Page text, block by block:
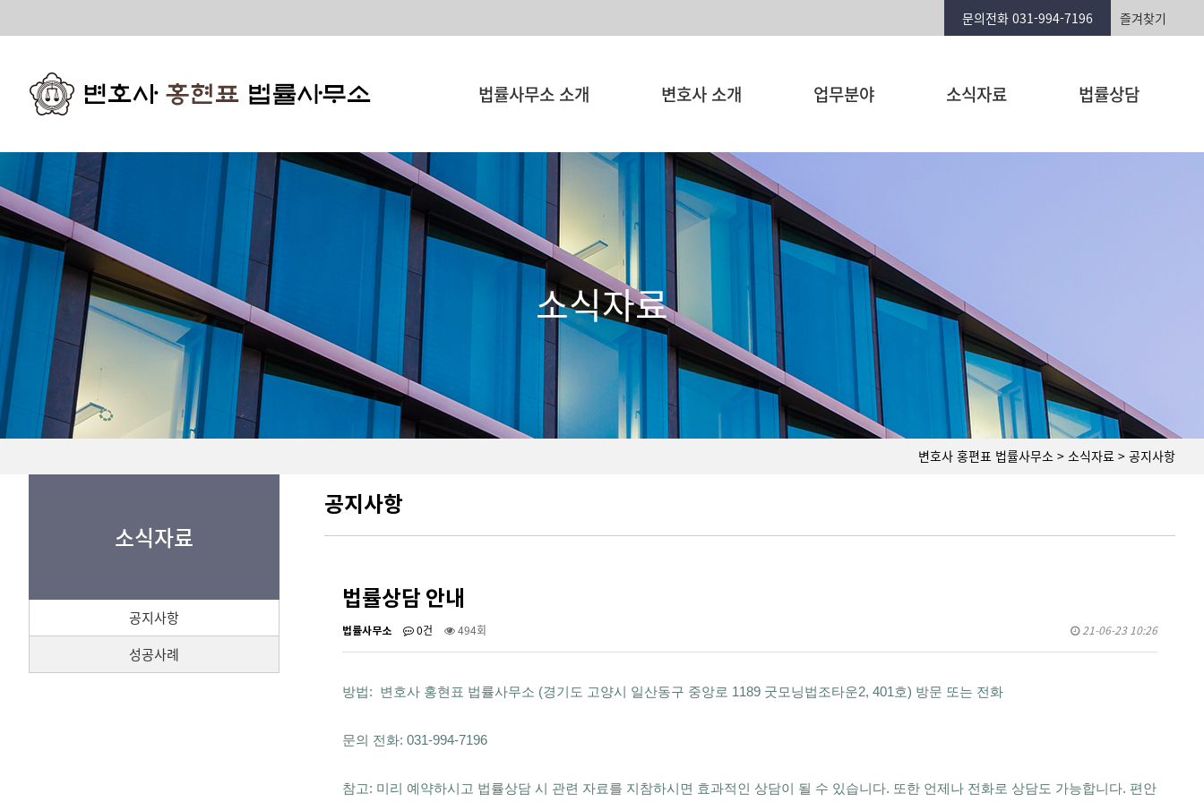
문의전화 031-994-7196 즐겨찾기
법률사무소 소개 변호사 소개 업무분야 소식자료 법률상담
소식자료
변호사 홍편표 법률사무소 > 소식자료 > 공지사항
소식자료
공지사항
성공사례
공지사항
법률상담 안내
법률사무소 0건 494회 21-06-23 10:26
방법:  변호사 홍현표 법률사무소 (경기도 고양시 일산동구 중앙로 1189 굿모닝법조타운2, 401호) 방문 또는 전화
문의 전화: 031-994-7196
참고: 미리 예약하시고 법률상담 시 관련 자료를 지참하시면 효과적인 상담이 될 수 있습니다. 또한 언제나 전화로 상담도 가능합니다. 편안